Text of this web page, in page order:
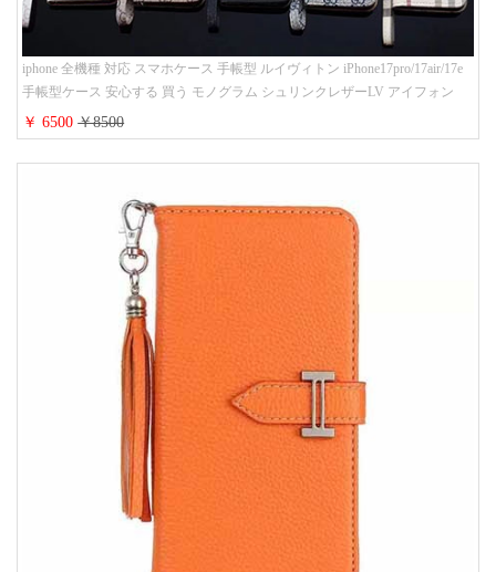
iphone 全機種 対応 スマホケース 手帳型 ルイヴィトン iPhone17pro/17air/17e
手帳型ケース 安心する 買う モノグラム シュリンクレザーLV アイフォン
16/16promaxスマホケース 手帳 多機能 グッチiphone15pro/14/13携帯ケース 大
人 レディース メンズ ストラップ付き
￥ 6500￥8500